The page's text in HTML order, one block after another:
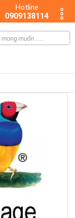
Hotline
0909138114